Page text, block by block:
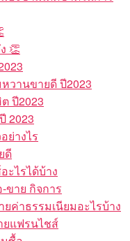
👏
วานขายดี ปี2023
ปี2023
2023
ย่างไร
ดี
ะไรได้บ้าง
ขาย กิจการ
ยค่าธรรมเนียมอะไรบ้าง
แฟรนไชส์